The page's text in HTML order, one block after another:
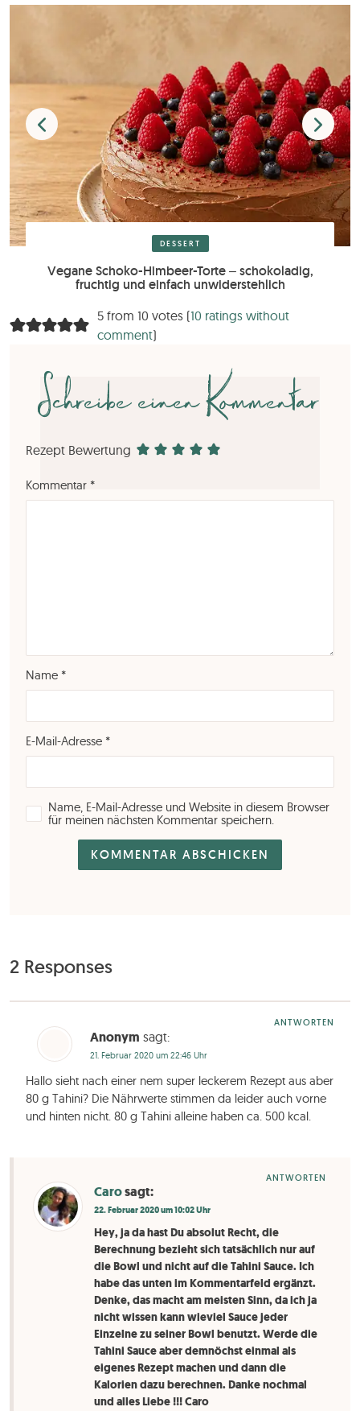
DESSERT
Vegane Schoko-Himbeer-Torte – schokoladig,
fruchtig und einfach unwiderstehlich
2 Responses
Anonym sagt:
21. Februar 2020 um 22:46 Uhr
Hallo sieht nach einer nem super leckerem Rezept aus aber
80 g Tahini? Die Nährwerte stimmen da leider auch vorne
und hinten nicht. 80 g Tahini alleine haben ca. 500 kcal.
ANTWORTEN
Carosagt:
22. Februar 2020 um 10:02 Uhr
Hey, ja da hast Du absolut Recht, die
Berechnung bezieht sich tatsächlich nur auf
die Bowl und nicht auf die Tahini Sauce. Ich
habe das unten im Kommentarfeld ergänzt.
Denke, das macht am meisten Sinn, da ich ja
nicht wissen kann wieviel Sauce jeder
Einzelne zu seiner Bowl benutzt. Werde die
Tahini Sauce aber demnöchst einmal als
eigenes Rezept machen und dann die
Kalorien dazu berechnen. Danke nochmal
und alles Liebe !!! Caro
ANTWORTEN
5 from 10 votes (10 ratings without
comment)
Schreibe einen Kommentar
Rezept Bewertung
Kommentar *
Name *
E-Mail-Adresse *
Name, E-Mail-Adresse und Website in diesem Browser
für meinen nächsten Kommentar speichern.